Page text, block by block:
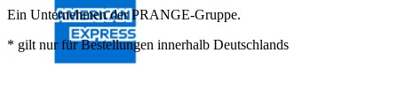
Ein Unternehmen der PRANGE-Gruppe.
* gilt nur für Bestellungen innerhalb Deutschlands